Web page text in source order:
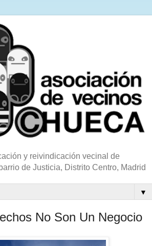
y reivindicación vecinal de
de Justicia, Distrito Centro, Madrid
▼
No Son Un Negocio